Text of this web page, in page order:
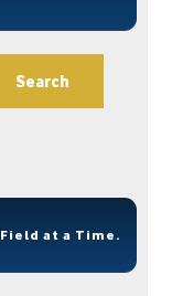
Search
at a Time.